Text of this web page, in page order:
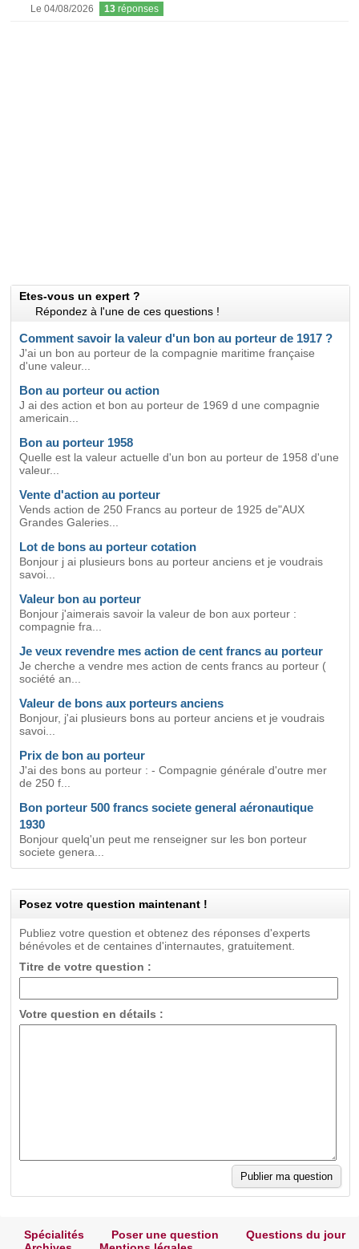
Le 04/08/2026 13 réponses
Etes-vous un expert ?
Répondez à l'une de ces questions !
Comment savoir la valeur d'un bon au porteur de 1917 ?
J'ai un bon au porteur de la compagnie maritime française
d'une valeur...
Bon au porteur ou action
J ai des action et bon au porteur de 1969 d une compagnie
americain...
Bon au porteur 1958
Quelle est la valeur actuelle d'un bon au porteur de 1958 d'une
valeur...
Vente d'action au porteur
Vends action de 250 Francs au porteur de 1925 de"AUX
Grandes Galeries...
Lot de bons au porteur cotation
Bonjour j ai plusieurs bons au porteur anciens et je voudrais
savoi...
Valeur bon au porteur
Bonjour j'aimerais savoir la valeur de bon aux porteur :
compagnie fra...
Je veux revendre mes action de cent francs au porteur
Je cherche a vendre mes action de cents francs au porteur (
société an...
Valeur de bons aux porteurs anciens
Bonjour, j'ai plusieurs bons au porteur anciens et je voudrais
savoi...
Prix de bon au porteur
J'ai des bons au porteur : - Compagnie générale d'outre mer
de 250 f...
Bon porteur 500 francs societe general aéronautique
1930
Bonjour quelq'un peut me renseigner sur les bon porteur
societe genera...
Posez votre question maintenant !
Publiez votre question et obtenez des réponses d'experts
bénévoles et de centaines d'internautes, gratuitement.
Titre de votre question :
Votre question en détails :
Spécialités Poser une question
Questions du jour